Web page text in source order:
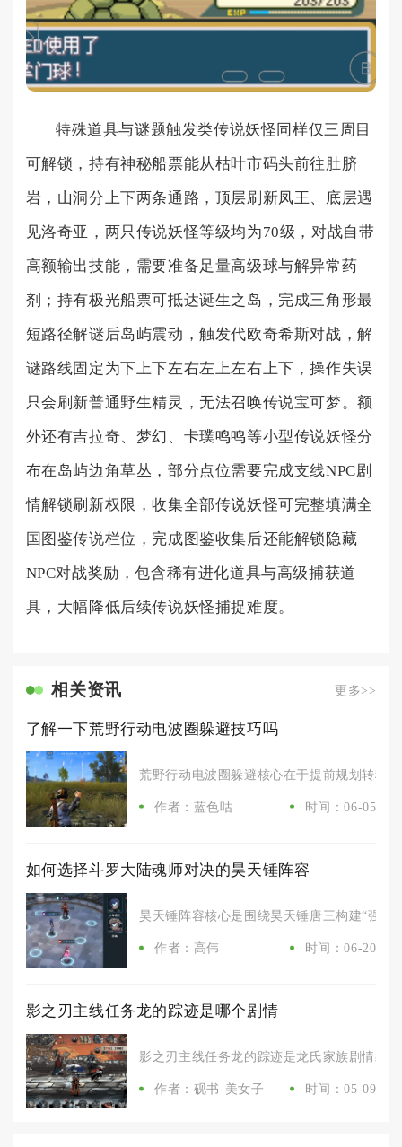
特殊道具与谜题触发类传说妖怪同样仅三周目
可解锁，持有神秘船票能从枯叶市码头前往肚脐
岩，山洞分上下两条通路，顶层刷新凤王、底层遇
见洛奇亚，两只传说妖怪等级均为70级，对战自带
高额输出技能，需要准备足量高级球与解异常药
剂；持有极光船票可抵达诞生之岛，完成三角形最
短路径解谜后岛屿震动，触发代欧奇希斯对战，解
谜路线固定为下上下左右左上左右上下，操作失误
只会刷新普通野生精灵，无法召唤传说宝可梦。额
外还有吉拉奇、梦幻、卡璞鸣鸣等小型传说妖怪分
布在岛屿边角草丛，部分点位需要完成支线NPC剧
情解锁刷新权限，收集全部传说妖怪可完整填满全
国图鉴传说栏位，完成图鉴收集后还能解锁隐藏
NPC对战奖励，包含稀有进化道具与高级捕获道
具，大幅降低后续传说妖怪捕捉难度。
相关资讯 更多>>
了解一下荒野行动电波圈躲避技巧吗
荒野行动电波圈躲避核心在于提前规划转移
作者：蓝色咕 时间：06-05
如何选择斗罗大陆魂师对决的昊天锤阵容
昊天锤阵容核心是围绕昊天锤唐三构建“强攻
作者：高伟 时间：06-20
影之刃主线任务龙的踪迹是哪个剧情
影之刃主线任务龙的踪迹是龙氏家族剧情线
作者：砚书-美女子 时间：05-09